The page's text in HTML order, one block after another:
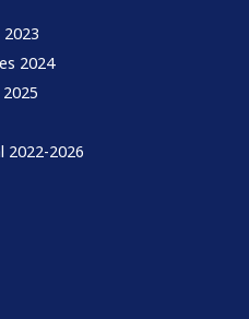
2024
2022-2026